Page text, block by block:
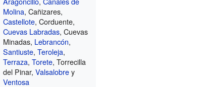
Molina, Cañizares,
Castellote, Corduente,
Cuevas Labradas, Cuevas
Minadas, Lebrancón,
Santiuste,Teroleja,
Terraza,Torete, Torrecilla
del Pinar,Valsalobrey
Ventosa